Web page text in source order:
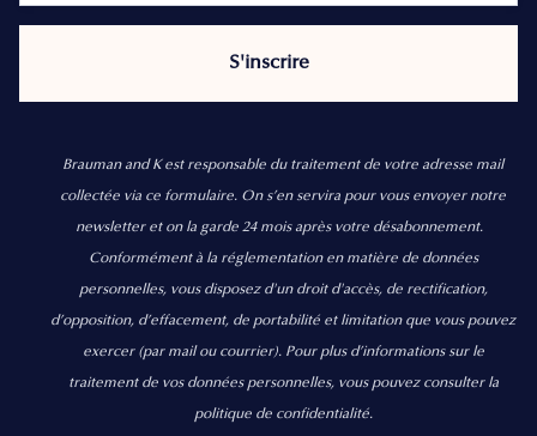
Brauman and K est responsable du traitement de votre adresse mail
collectée via ce formulaire. On s’en servira pour vous envoyer notre
newsletter et on la garde 24 mois après votre désabonnement.
Conformément à la réglementation en matière de données
personnelles, vous disposez d'un droit d'accès, de rectification,
d’opposition, d’effacement, de portabilité et limitation que vous pouvez
exercer (par mail ou courrier). Pour plus d’informations sur le
traitement de vos données personnelles, vous pouvez consulter la
politique de confidentialité.